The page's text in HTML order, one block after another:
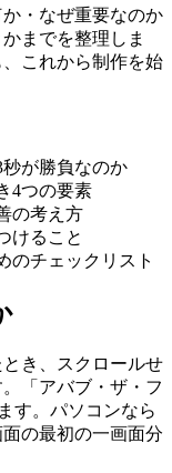
・なぜ重要なのか
までを整理しま
これから制作を始
が勝負なのか
4つの要素
の考え方
けること
のチェックリスト
き、スクロールせ
「アバブ・ザ・フ
す。パソコンなら
の最初の一画面分